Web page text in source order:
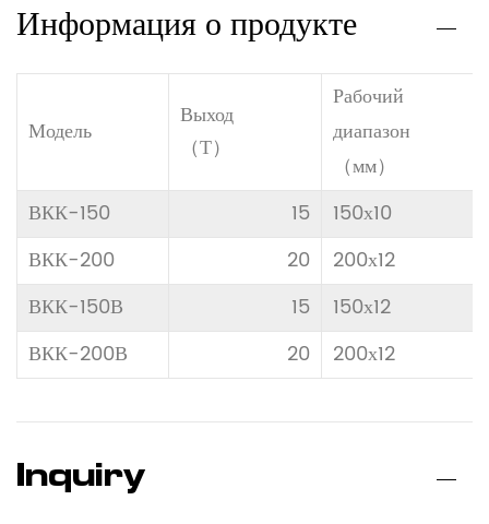
Информация о продукте
Модель
Выход
（Т）
Рабочий
диапазон
（мм）
ВКК-150 15 150х10
ВКК-200
20 200х12
ВКК-150В
15 150х12
ВКК-200В
20 200х12
Inquiry